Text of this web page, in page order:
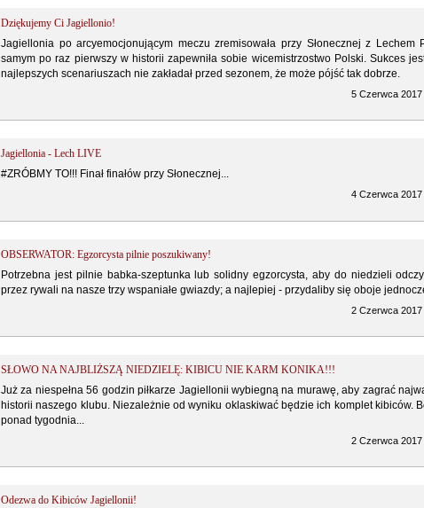
Dziękujemy Ci Jagiellonio!
Jagiellonia po arcyemocjonującym meczu zremisowała przy Słonecznej z Lechem
samym po raz pierwszy w historii zapewniła sobie wicemistrzostwo Polski. Sukces
najlepszych scenariuszach nie zakładał przed sezonem, że może pójść tak dobrze.
5 Czerwca
Jagiellonia - Lech LIVE
#ZRÓBMY TO!!! Finał finałów przy Słonecznej...
4 Czerwca
OBSERWATOR: Egzorcysta pilnie poszukiwany!
Potrzebna jest pilnie babka-szeptunka lub solidny egzorcysta, aby do niedzieli
przez rywali na nasze trzy wspaniałe gwiazdy; a najlepiej - przydaliby się oboje
2 Czerwca
SŁOWO NA NAJBLIŻSZĄ NIEDZIELĘ: KIBICU NIE KARM KONIKA!!!
Już za niespełna 56 godzin piłkarze Jagiellonii wybiegną na murawę, aby zagrać
historii naszego klubu. Niezależnie od wyniku oklaskiwać będzie ich komplet kibiców.
ponad tygodnia...
2 Czerwca
Odezwa do Kibiców Jagiellonii!